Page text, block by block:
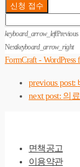
신청 접수
keyboard_arrow_leftPrevious
Nextkeyboard_arrow_right
FormCraft - WordPress
previous post:
next post: 의
면책공고
이용약관